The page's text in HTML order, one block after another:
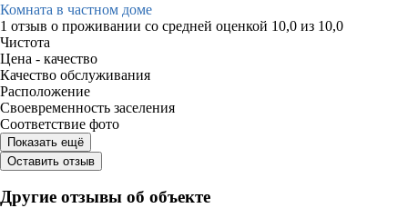
Комната в частном доме
1 отзыв о проживании со средней оценкой 10,0 из 10,0
Чистота
Цена - качество
Качество обслуживания
Расположение
Своевременность заселения
Соответствие фото
Показать ещё
Оставить отзыв
Другие отзывы об объекте